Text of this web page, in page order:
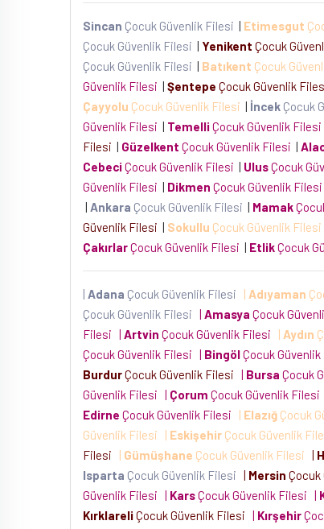
Sincan Çocuk Güvenlik Filesi | Etimesgut
Çocuk Güvenlik Filesi | Yenikent Çocuk
Çocuk Güvenlik Filesi | Batıkent Çocuk
Güvenlik Filesi | Şentepe Çocuk Güvenlik
Çayyolu Çocuk Güvenlik Filesi | İncek Çocuk
Güvenlik Filesi | TemelliÇocuk Güvenlik Filesi
Filesi | Güzelkent Çocuk Güvenlik Filesi |
CebeciÇocuk Güvenlik Filesi | UlusÇocuk
Güvenlik Filesi | Dikmen Çocuk Güvenlik Filesi
| Ankara Çocuk Güvenlik Filesi | Mamak
Güvenlik Filesi | Sokullu Çocuk Güvenlik Filesi
ÇakırlarÇocuk Güvenlik Filesi | EtlikÇocuk
| Adana Çocuk Güvenlik Filesi | Adıyaman
Çocuk Güvenlik Filesi | Amasya Çocuk
Filesi | Artvin Çocuk Güvenlik Filesi | Aydın
Çocuk Güvenlik Filesi | BingölÇocuk
BurdurÇocuk Güvenlik Filesi | Bursa Çocuk
Güvenlik Filesi | Çorum Çocuk Güvenlik Filesi
Edirne Çocuk Güvenlik Filesi | Elazığ Çocuk
Güvenlik Filesi
| Eskişehir Çocuk Güvenlik
Filesi
| Gümüşhane Çocuk Güvenlik Filesi |
Isparta Çocuk Güvenlik Filesi | Mersin Çocuk
Güvenlik Filesi | KarsÇocuk Güvenlik Filesi |
KırklareliÇocuk Güvenlik Filesi | Kırşehir